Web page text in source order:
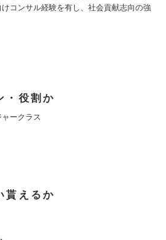
コンサル経験を有し、社会貢献志向の強
・役割か
ークラス
貰えるか